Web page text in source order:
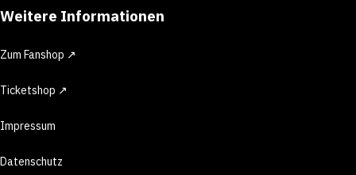
Weitere Informationen
Zum Fanshop ↗
Ticketshop ↗
Impressum
Datenschutz